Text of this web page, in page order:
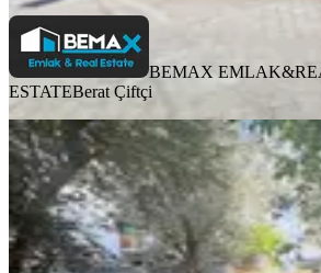
BEMAX
ESTATEBerat Çiftçi
Fethiye Merkez
232m2 %40 İmarlı
Fethiye, Kesikkapı
232 m²· 33.405/m²·